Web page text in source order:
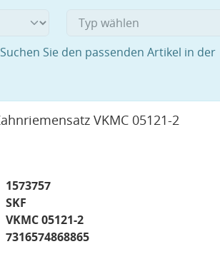
Sie den passenden Artikel in der
VKMC 05121-2
1573757
SKF
VKMC 05121-2
7316574868865